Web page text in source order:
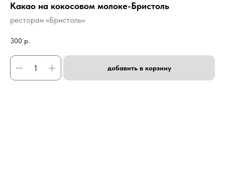
Какао на кокосовом молоке-Бристоль
ресторан «Бристоль»
300 р.
добавить в корзину